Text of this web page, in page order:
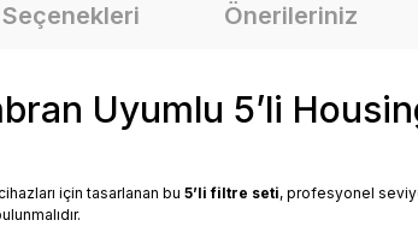
filtrelerden
Önerileriniz
Uyumlu 5’li
için tasarlanan bu 5’li filtre seti, profesyonel